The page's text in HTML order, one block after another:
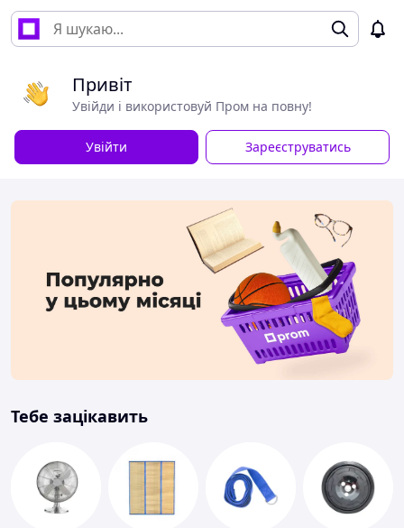
Привіт
Увійди і використовуй Пром на повну!
Увійти Зареєструватись
Тебе зацікавить